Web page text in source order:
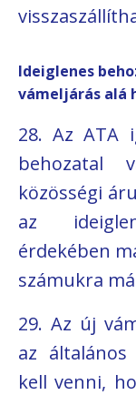
Ideiglenes
vámeljárás alá
28. Az ATA
behozatal
közösségi
az
érdekében
számukra
29. Az új
az
kell venni,